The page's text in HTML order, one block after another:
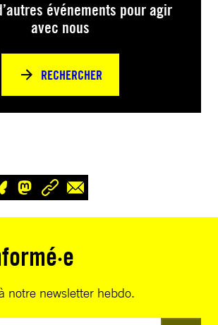
événements pour agir
avec nous
RECHERCHER
notre newsletter hebdo.